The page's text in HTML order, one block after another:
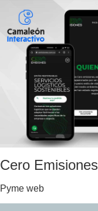
Cero Emisiones
Pyme web